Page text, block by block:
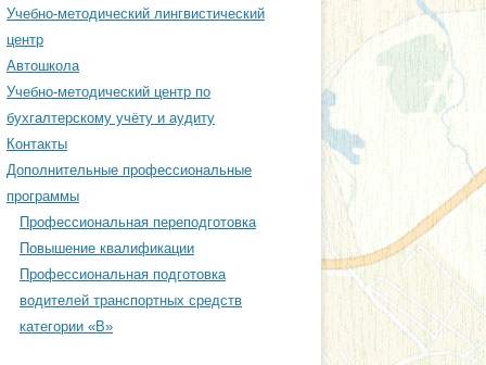
ЦЕНТР
УЧЁТУ И
Учебно-методический лингвистический
центр
Автошкола
Учебно-методический центр по
бухгалтерскому учёту и аудиту
Контакты
Дополнительные профессиональные
программы
Профессиональная переподготовка
Повышение квалификации
Профессиональная подготовка
водителей транспортных средств
категории «В»